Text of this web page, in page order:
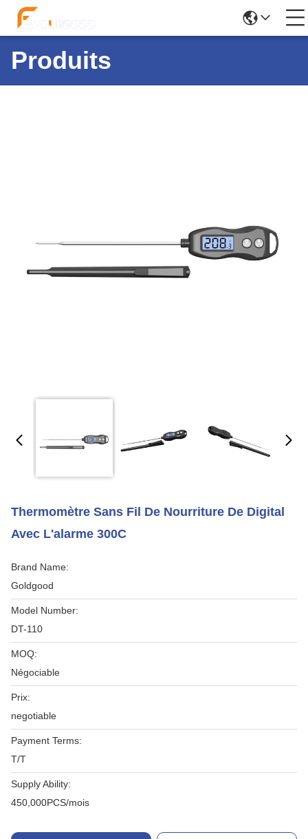
Produits
Thermomètre Sans Fil De Nourriture De Digital
Avec L'alarme 300C
Brand Name:
Goldgood
Model Number:
DT-110
MOQ:
Négociable
Prix:
negotiable
Payment Terms:
T/T
Supply Ability:
450,000PCS/mois